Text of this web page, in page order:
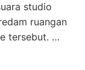
studio
ruangan
tersebut. …